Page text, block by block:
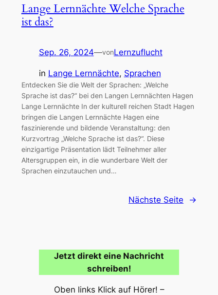
Lange Lernnächte Welche Sprache
ist das?
Sep. 26, 2024—vonLernzuflucht
in Lange Lernnächte, Sprachen
Entdecken Sie die Welt der Sprachen: „Welche
Sprache ist das?“ bei den Langen Lernnächten Hagen
Lange Lernnächte In der kulturell reichen Stadt Hagen
bringen die Langen Lernnächte Hagen eine
faszinierende und bildende Veranstaltung: den
Kurzvortrag „Welche Sprache ist das?“. Diese
einzigartige Präsentation lädt Teilnehmer aller
Altersgruppen ein, in die wunderbare Welt der
Sprachen einzutauchen und…
Nächste Seite →
Jetzt direkt eine Nachricht
schreiben!
Oben links Klick auf Hörer! –